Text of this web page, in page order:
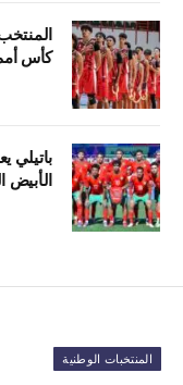
كأس
باتيلي
الأبيض
المنتخبات الوطنية